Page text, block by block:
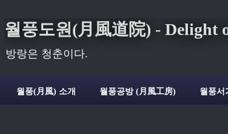
월풍도원(月風道院) - Delight
방랑은 청춘이다.
월풍(月風) 소개 월풍공방 (月風工房) 월풍서